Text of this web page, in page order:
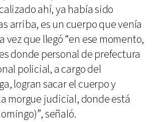
ahí, ya había sido
arriba, es un cuerpo que venía
vez que llegó “en ese momento,
donde personal de prefectura
policial, a cargo del
logran sacar el cuerpo y
morgue judicial, donde está
señaló.